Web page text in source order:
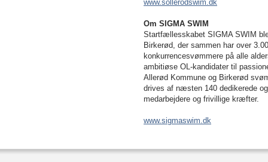
www.sollerodswim.dk
Om SIGMA SWIM
Startfællesskabet SIGMA SWIM
Birkerød, der sammen har over
konkurrencesvømmere på alle
ambitiøse OL-kandidater til
Allerød Kommune og Birkerød
drives af næsten 140 dedikerede
medarbejdere og frivillige kræfter.
www.sigmaswim.dk